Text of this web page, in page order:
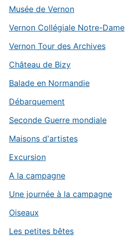
Musée de Vernon
Vernon Collégiale Notre-Dame
Vernon Tour des Archives
Château de Bizy
Balade en Normandie
Débarquement
Seconde Guerre mondiale
Maisons d'artistes
Excursion
A la campagne
Une journée à la campagne
Oiseaux
Les petites bêtes